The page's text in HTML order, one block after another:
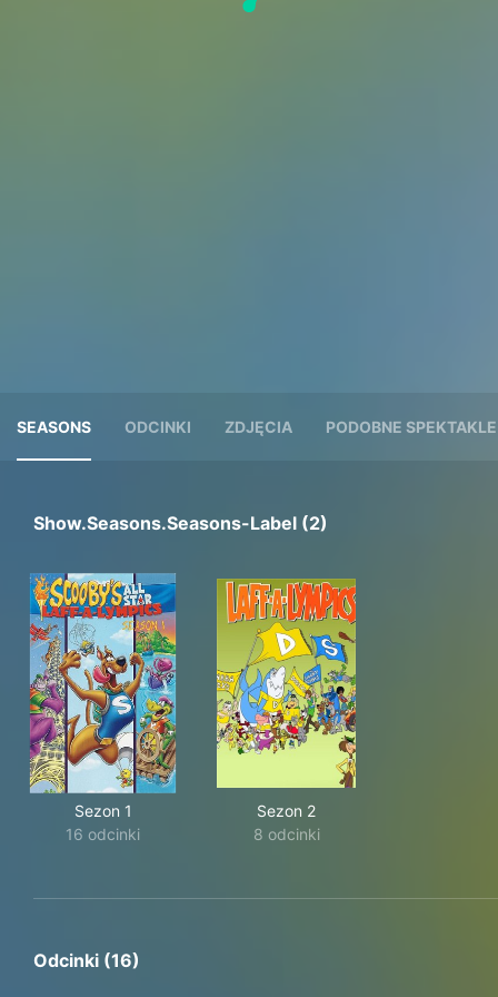
SEASONS ODCINKI ZDJĘCIA PODOBNE SPEKTAKLE
Show.seasons.seasons-Label (2)
Sezon 1
16 odcinki
Sezon 2
8 odcinki
Odcinki (16)